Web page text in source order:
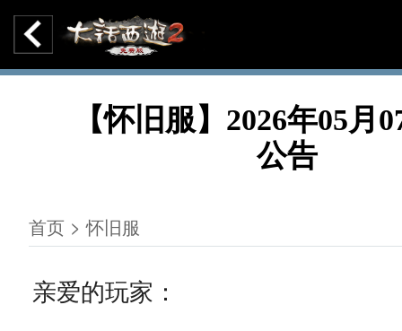
【怀旧服】2026年05月
公告
首页 > 怀旧服
亲爱的玩家：